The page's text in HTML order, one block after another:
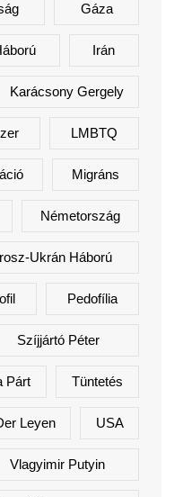
Gáza
Irán
Karácsony Gergely
LMBTQ
Migráns
Németország
Ukrán Háború
Pedofília
Szíjjártó Péter
Párt Tüntetés
Leyen USA
Vlagyimir Putyin